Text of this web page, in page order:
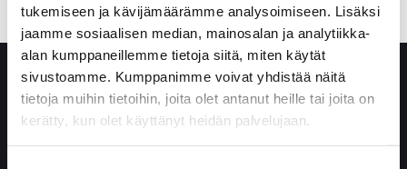
tukemiseen ja kävijämäärämme analysoimiseen. Lisäksi
jaamme sosiaalisen median, mainosalan ja analytiikka-
alan kumppaneillemme tietoja siitä, miten käytät
sivustoamme. Kumppanimme voivat yhdistää näitä
tietoja muihin tietoihin, joita olet antanut heille tai joita on
kerätty, kun olet käyttänyt heidän palvelujaan.